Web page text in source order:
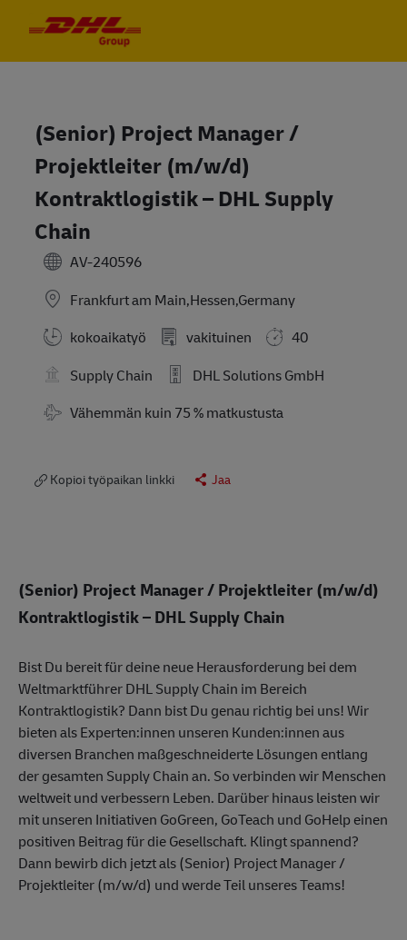
(Senior) Project Manager /
Projektleiter (m/w/d)
Kontraktlogistik – DHL Supply
Chain
AV-240596
Frankfurt am Main,Hessen,Germany
kokoaikatyö
vakituinen
40
Supply Chain
DHL Solutions GmbH
Travel Required
Vähemmän kuin 75 % matkustusta
Kopioi työpaikan linkki Jaa
(Senior) Project Manager / Projektleiter (m/w/d)
Kontraktlogistik – DHL Supply Chain
Bist Du bereit für deine neue Herausforderung bei dem
Weltmarktführer DHL Supply Chain im Bereich
Kontraktlogistik? Dann bist Du genau richtig bei uns! Wir
bieten als Experten:innen unseren Kunden:innen aus
diversen Branchen maßgeschneiderte Lösungen entlang
der gesamten Supply Chain an. So verbinden wir Menschen
weltweit und verbessern Leben. Darüber hinaus leisten wir
mit unseren Initiativen GoGreen, GoTeach und GoHelp einen
positiven Beitrag für die Gesellschaft. Klingt spannend?
Dann bewirb dich jetzt als (Senior) Project Manager /
Projektleiter (m/w/d) und werde Teil unseres Teams!